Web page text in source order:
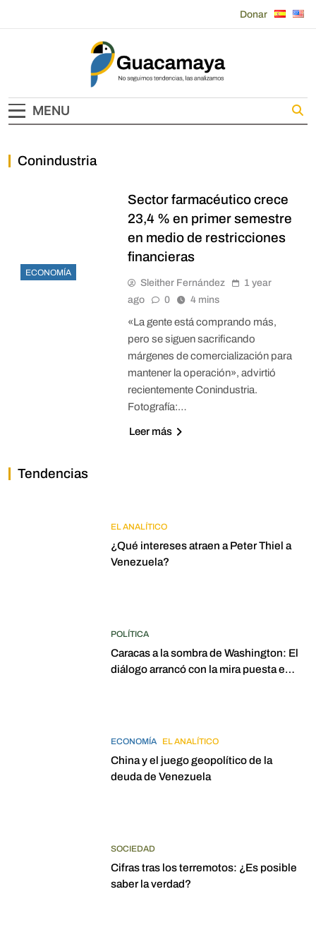
Donar
Guacamaya
MENU
Conindustria
ECONOMÍA
Sector farmacéutico crece
23,4 % en primer semestre
en medio de restricciones
financieras
Sleither Fernández
1 year
ago
0 4 mins
«La gente está comprando más,
pero se siguen sacrificando
márgenes de comercialización para
mantener la operación», advirtió
recientemente Conindustria.
Fotografía:…
Leer más
Tendencias
EL ANALÍTICO
¿Qué intereses atraen a Peter Thiel a
Venezuela?
POLÍTICA
Caracas a la sombra de Washington: El
diálogo arrancó con la mira puesta en
ECONOMÍA EL ANALÍTICO
China y el juego geopolítico de la
deuda de Venezuela
SOCIEDAD
Cifras tras los terremotos: ¿Es posible
saber la verdad?